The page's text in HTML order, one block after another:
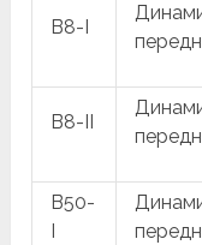
B8-I
B8-II
B50-